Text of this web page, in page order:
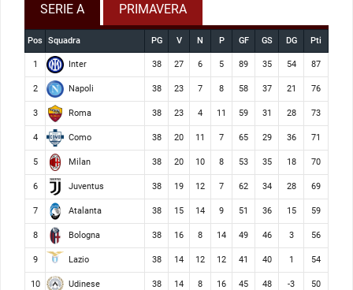
SERIE A PRIMAVERA
Pos Squadra PG V N P GF GS DG Pti
1 Inter 38 27 6 5 89 35 54 87
2 Napoli 38 23 7 8 58 37 21 76
3 Roma 38 23 4 11 59 31 28 73
4 Como 38 20 11 7 65 29 36 71
5 Milan 38 20 10 8 53 35 18 70
6 Juventus 38 19 12 7 62 34 28 69
7 Atalanta 38 15 14 9 51 36 15 59
8 Bologna 38 16 8 14 49 46 3 56
9 Lazio 38 14 12 12 41 40 1 54
10 Udinese 38 14 8 16 45 48 -3 50